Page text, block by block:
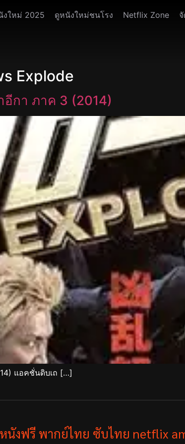
งใหม่ 2025 ดูหนังใหม่ชนโรง Netflix Zone
Explode
อีกา ภาค 3 (2014)
แอคชั่นดิบเถ […]
นังฟรี พากย์ไทย ซับไทย netflix